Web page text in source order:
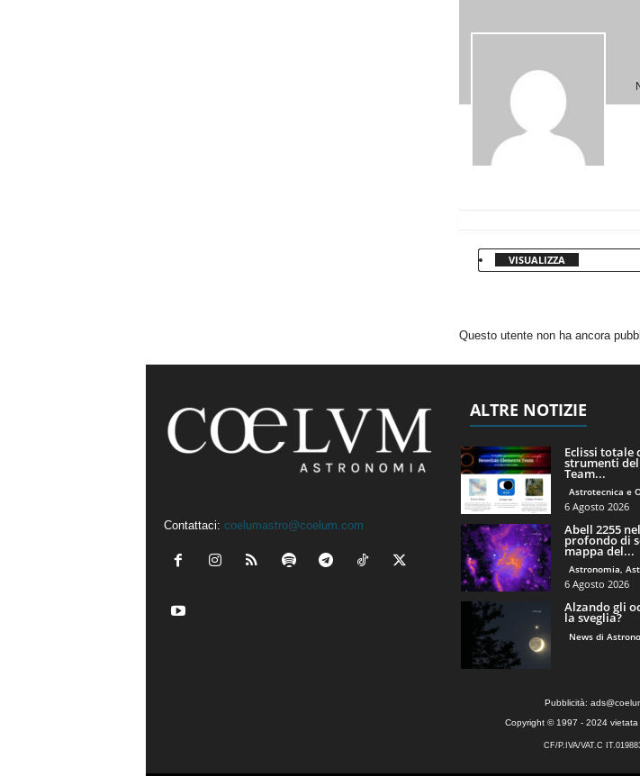
VISUALIZZA
Questo utente non ha ancora
Contattaci: coelumastro@coelum.com
ALTRE NOTIZIE
Eclissi totale
strumenti
Team...
Astrotecnica e
6 Agosto 2026
Abell 2255
profondo di
mappa del...
Astronomia,
6 Agosto 2026
Alzando gli
la sveglia?
News di
Pubblicità:
Copyright © 1997 - 2024 vietata
CF/P.IVA/VAT.C